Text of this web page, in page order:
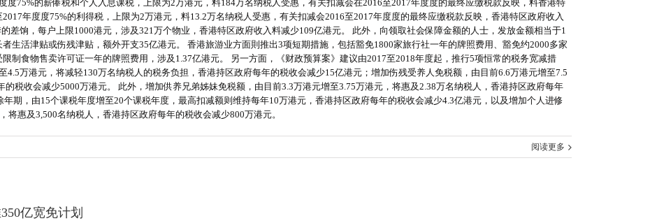
度75%的薪俸税和个人入息课税，上限为2万港元，料184万名纳税人受惠，有关扣减会在2016至2017年度度的最终应缴税款反映，料香港特
年度度75%的利得税，上限为2万港元，料13.2万名纳税人受惠，有关扣减会2016至2017年度度的最终应缴税款反映，香港特区政府收入
差饷，每户上限1000港元，涉及321万个物业，香港特区政府收入料减少109亿港元。 此外，向领取社会保障金额的人士，发放金额相当于1
生活津贴或伤残津贴，额外开支35亿港元。 香港旅游业方面則推出3项短期措施，包括豁免1800家旅行社一年的牌照费用、豁免约2000多家
制食物售卖许可证一年的牌照费用，涉及1.37亿港元。 另一方面，《财政预算案》建议由2017至2018年度起，推行5项恒常的税务宽减措
4.5万港元，将减轻130万名纳税人的税务负担，香港持区政府每年的税收会减少15亿港元；增加伤残受养人免税额，由目前6.6万港元增至7.5
税收会减少5000万港元。 此外，增加供养兄弟姊妹免税额，由目前3.3万港元增至3.75万港元，将惠及2.38万名纳税人，香港持区政府每年
期，由15个课税年度增至20个课税年度，最高扣减额则维持每年10万港元，香港持区政府每年的税收会减少4.3亿港元，以及增加个人进修
惠及3,500名纳税人，香港持区政府每年的税收会减少800万港元。
阅读更多
亿宽免计划